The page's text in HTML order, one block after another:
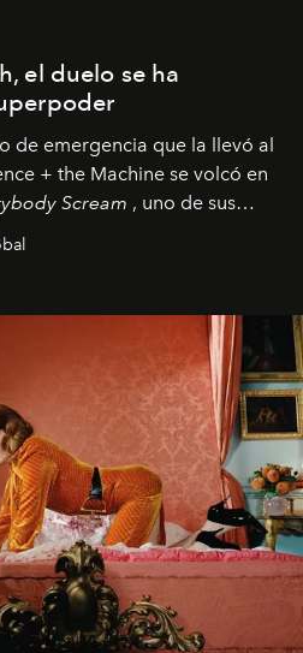
el duelo se ha
de emergencia que la llevó al
+ the Machine se volcó en
Scream , uno de sus
la fecha.